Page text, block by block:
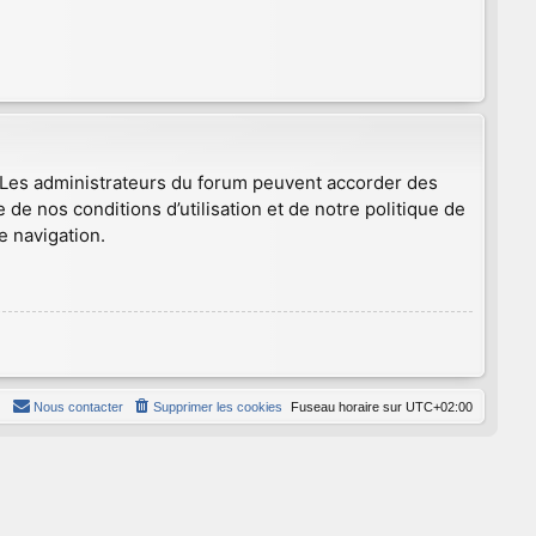
administrateurs du forum peuvent accorder des
nos conditions d’utilisation et de notre politique de
navigation.
Fuseau horaire sur UTC+02:00
Supprimer les cookies
Nous contacter